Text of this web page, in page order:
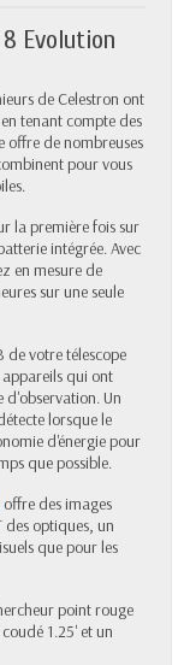
Evolution
de Celestron ont
tenant compte des
offre de nombreuses
pour vous
la première fois sur
intégrée. Avec
en mesure de
sur une seule
de votre télescope
qui ont
d'observation. Un
lorsque le
d'énergie pour
que possible.
offre des images
des optiques, un
que pour les
point rouge
1.25' et un